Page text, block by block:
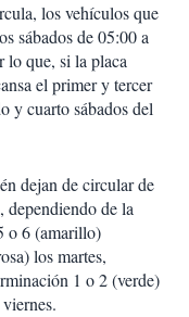
los vehículos que
sábados de 05:00 a
lo que, si la placa
el primer y tercer
y cuarto sábados del
dejan de circular de
dependiendo de la
o 6 (amarillo)
los martes,
1 o 2 (verde)